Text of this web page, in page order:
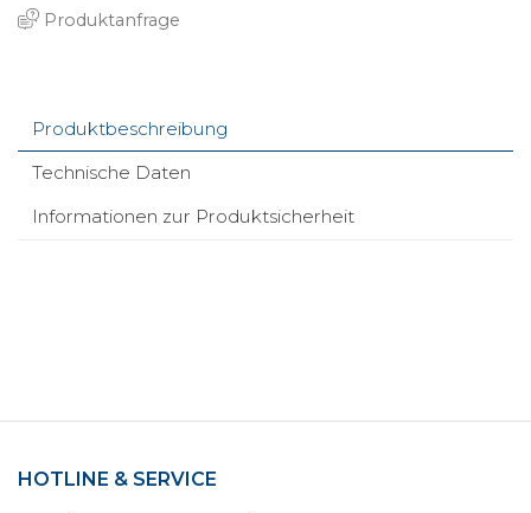
Produktanfrage
Produktbeschreibung
Technische Daten
Informationen zur Produktsicherheit
HOTLINE & SERVICE